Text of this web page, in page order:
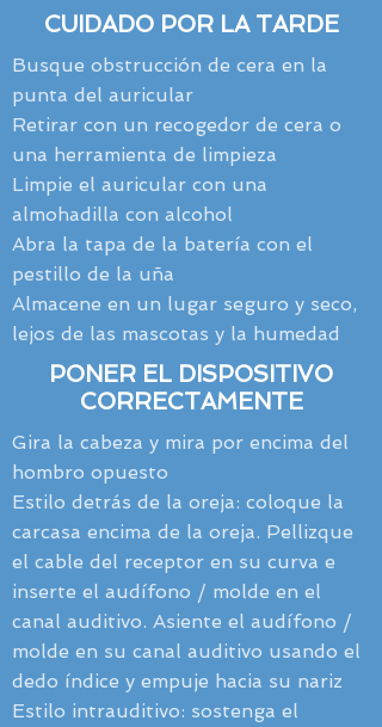
CUIDADO POR LA TARDE
Busque obstrucción de cera en la
punta del auricular
Retirar con un recogedor de cera o
una herramienta de limpieza
Limpie el auricular con una
almohadilla con alcohol
Abra la tapa de la batería con el
pestillo de la uña
Almacene en un lugar seguro y seco,
lejos de las mascotas y la humedad
PONER EL DISPOSITIVO
CORRECTAMENTE
Gira la cabeza y mira por encima del
hombro opuesto
Estilo detrás de la oreja: coloque la
carcasa encima de la oreja. Pellizque
el cable del receptor en su curva e
inserte el audífono / molde en el
canal auditivo. Asiente el audífono /
molde en su canal auditivo usando el
dedo índice y empuje hacia su nariz
Estilo intrauditivo: sostenga el